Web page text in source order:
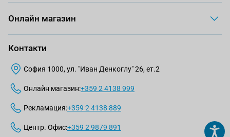
Онлайн магазин
Контакти
София 1000, ул. "Иван Денкоглу" 26, ет.2
Онлайн магазин:+359 2 4138 999
Рекламация:+359 2 4138 889
Центр. Офис:+359 2 9879 891